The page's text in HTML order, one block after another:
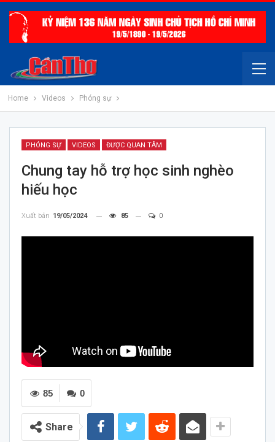
Home Videos Phóng sự
PHÓNG SỰ VIDEOS ĐƯỢC QUAN TÂM
Chung tay hỗ trợ học sinh nghèo
hiếu học
Xuất bản 19/05/2024 85 0
0
85
Share